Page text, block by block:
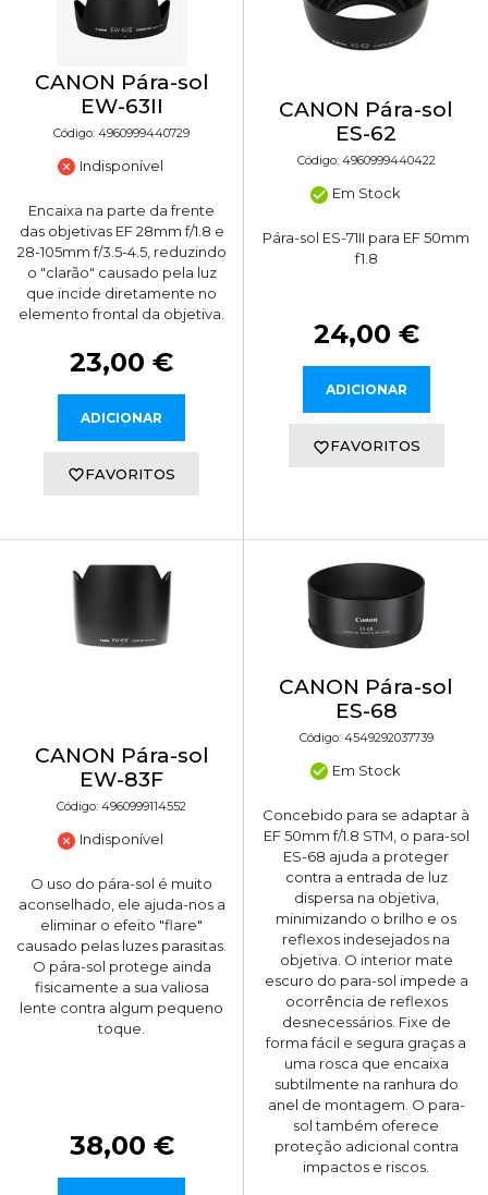
CANON Pára-sol
EW-63II
Código: 4960999440729
Indisponível
Encaixa na parte da frente
das objetivas EF 28mm f/1.8 e
28-105mm f/3.5-4.5, reduzindo
o "clarão" causado pela luz
que incide diretamente no
elemento frontal da objetiva.
23,00 €
ADICIONAR
FAVORITOS
CANON Pára-sol
ES-62
Código: 4960999440422
Em Stock
Pára-sol ES-71II para EF 50mm
f1.8
24,00 €
ADICIONAR
FAVORITOS
CANON Pára-sol
EW-83F
Código: 4960999114552
Indisponível
O uso do pára-sol é muito
aconselhado, ele ajuda-nos a
eliminar o efeito "flare"
causado pelas luzes parasitas.
O pára-sol protege ainda
fisicamente a sua valiosa
lente contra algum pequeno
toque.
38,00 €
CANON Pára-sol
ES-68
Código: 4549292037739
Em Stock
Concebido para se adaptar à
EF 50mm f/1.8 STM, o para-sol
ES-68 ajuda a proteger
contra a entrada de luz
dispersa na objetiva,
minimizando o brilho e os
reflexos indesejados na
objetiva. O interior mate
escuro do para-sol impede a
ocorrência de reflexos
desnecessários. Fixe de
forma fácil e segura graças a
uma rosca que encaixa
subtilmente na ranhura do
anel de montagem. O para-
sol também oferece
proteção adicional contra
impactos e riscos.